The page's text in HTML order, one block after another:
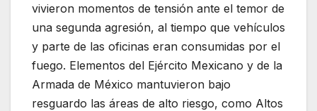
vivieron momentos de tensión ante el temor de
una segunda agresión, al tiempo que vehículos
y parte de las oficinas eran consumidas por el
fuego. Elementos del Ejército Mexicano y de la
Armada de México mantuvieron bajo
resguardo las áreas de alto riesgo, como Altos